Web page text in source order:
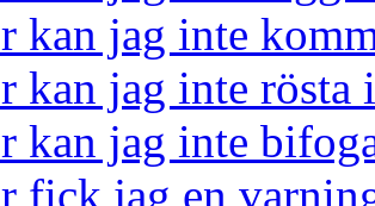
kan jag inte
kan jag inte rösta
kan jag inte
fick jag en